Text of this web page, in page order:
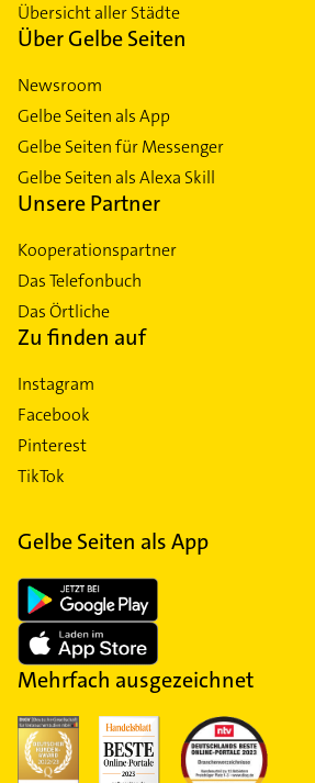
Übersicht aller Städte
Über Gelbe Seiten
Newsroom
Gelbe Seiten als App
Gelbe Seiten für Messenger
Gelbe Seiten als Alexa Skill
Unsere Partner
Kooperationspartner
Das Telefonbuch
Das Örtliche
Zu finden auf
Instagram
Facebook
Pinterest
TikTok
Gelbe Seiten als App
Mehrfach ausgezeichnet